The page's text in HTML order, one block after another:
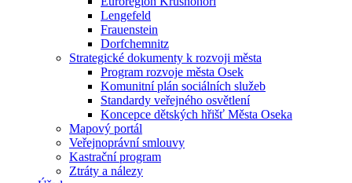
Lengefeld
Frauenstein
Dorfchemnitz
Strategické dokumenty k rozvoji města
Program rozvoje města Osek
Komunitní plán sociálních služeb
Standardy veřejného osvětlení
Koncepce dětských hřišť Města Oseka
Mapový portál
Veřejnoprávní smlouvy
Kastrační program
Ztráty a nálezy